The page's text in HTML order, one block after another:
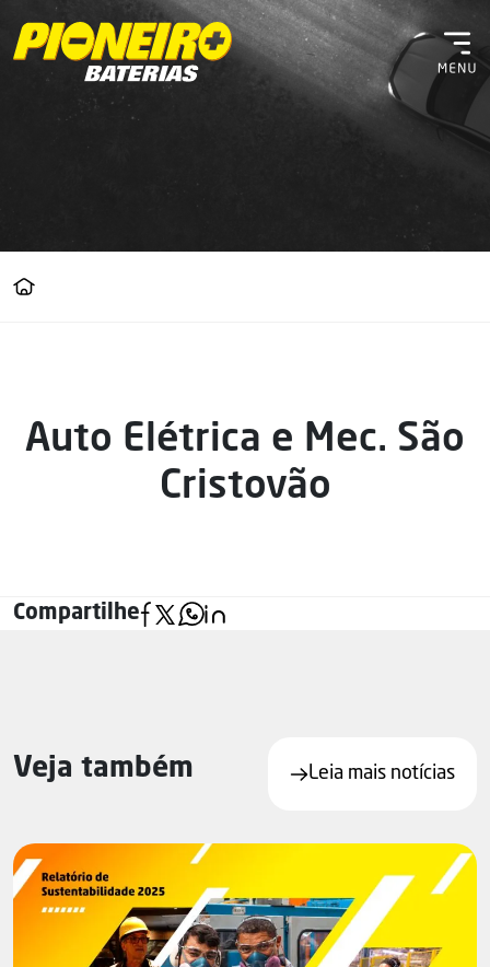
Auto Elétrica e Mec. São
Cristovão
Compartilhe
Veja também Leia mais notícias